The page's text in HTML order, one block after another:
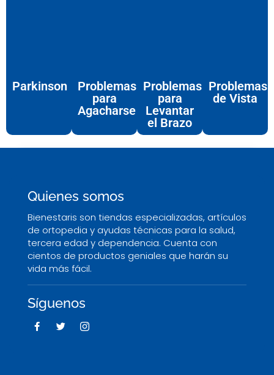
Parkinson
Problemas
para
Agacharse
Problemas
para
Levantar
el Brazo
Problemas
de Vista
Quienes somos
Bienestaris son tiendas especializadas, artículos
de ortopedia y ayudas técnicas para la salud,
tercera edad y dependencia. Cuenta con
cientos de productos geniales que harán su
vida más fácil.
Síguenos
F
a
T
w
I
c